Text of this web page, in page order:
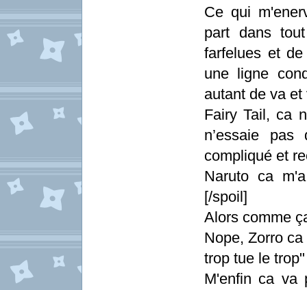
Ce qui
part dans
farfelues et
une ligne
autant de va
Fairy Tail, ca
n’essaie
compliqué et
Naruto ca
[/spoil]
Alors comme
Nope, Zorro
trop tue le
M'enfin ca va